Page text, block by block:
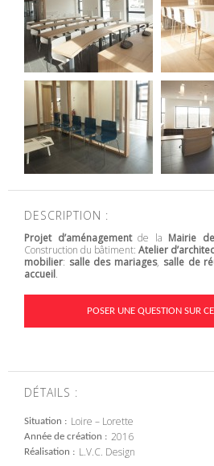
DESCRIPTION :
Projet d’aménagementde la Mairie
Construction du bâtiment:Atelier
mobilier: salle des mariages, salle de
accueil.
POSER UNE QUESTION SUR
DÉTAILS :
Situation Loire – Lorette
Année de création 2016
Réalisation L.V.C. Design